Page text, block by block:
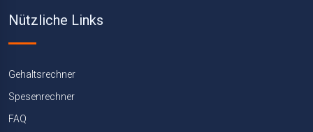
Nützliche Links
Gehaltsrechner
Spesenrechner
FAQ